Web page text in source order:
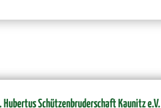
Hubertus Schützenbruderschaft Kaunitz e.V.